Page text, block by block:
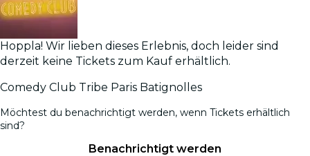
Hoppla! Wir lieben dieses Erlebnis, doch leider sind
derzeit keine Tickets zum Kauf erhältlich.
Comedy Club Tribe Paris Batignolles
Möchtest du benachrichtigt werden, wenn Tickets erhältlich
sind?
Benachrichtigt werden